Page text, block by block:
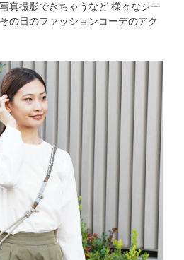
真撮影できちゃうなど 様々なシー
の日のファッションコーデのアク